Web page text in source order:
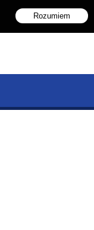
Rozumiem